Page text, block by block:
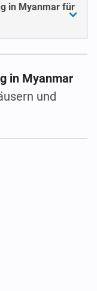
in Myanmar für
in Myanmar
und